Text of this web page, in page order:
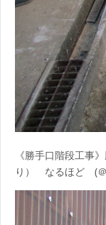
《勝手口階段工事
り） なるほど (